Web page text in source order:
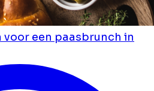
een paasbrunch in